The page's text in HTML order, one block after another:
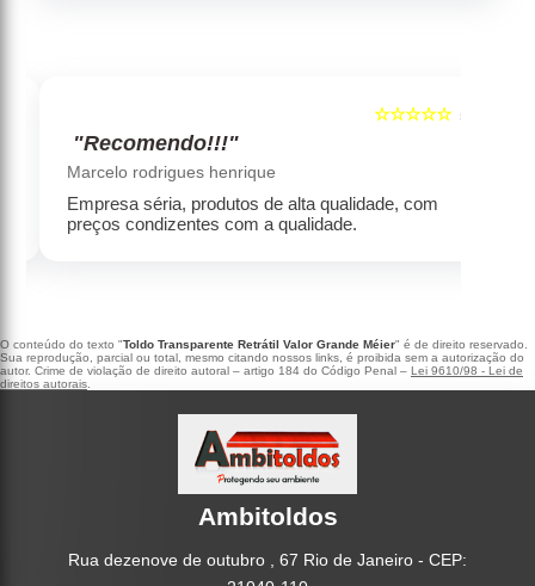
5
☆☆☆☆☆
"Recomendo!!!"
Marcelo rodrigues henrique
Empresa séria, produtos de alta qualidade, com
preços condizentes com a qualidade.
O conteúdo do texto "Toldo Transparente Retrátil Valor Grande Méier" é de direito reservado.
Sua reprodução, parcial ou total, mesmo citando nossos links, é proibida sem a autorização do
autor. Crime de violação de direito autoral – artigo 184 do Código Penal – Lei 9610/98 - Lei de
direitos autorais
Ambitoldos
Rua dezenove de outubro , 67 Rio de Janeiro - CEP: